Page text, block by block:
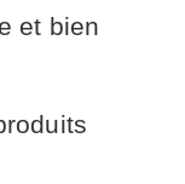
et bien